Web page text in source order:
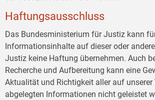
Haftungsausschluss
Das Bundesministerium für Justiz kann
Informationsinhalte auf dieser oder
Justiz keine Haftung übernehmen. Auch
Recherche und Aufbereitung kann eine
Aktualität und Richtigkeit aller auf unserer
abgelegten Informationen nicht geleistet